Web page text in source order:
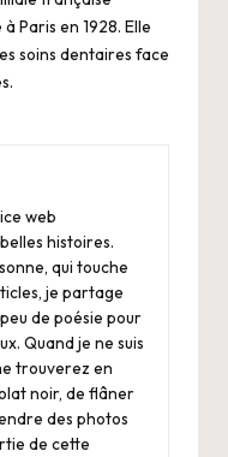
Paris en 1928. Elle
soins dentaires face
web
histoires.
qui touche
je partage
de poésie pour
Quand je ne suis
trouverez en
noir, de flâner
des photos
de cette